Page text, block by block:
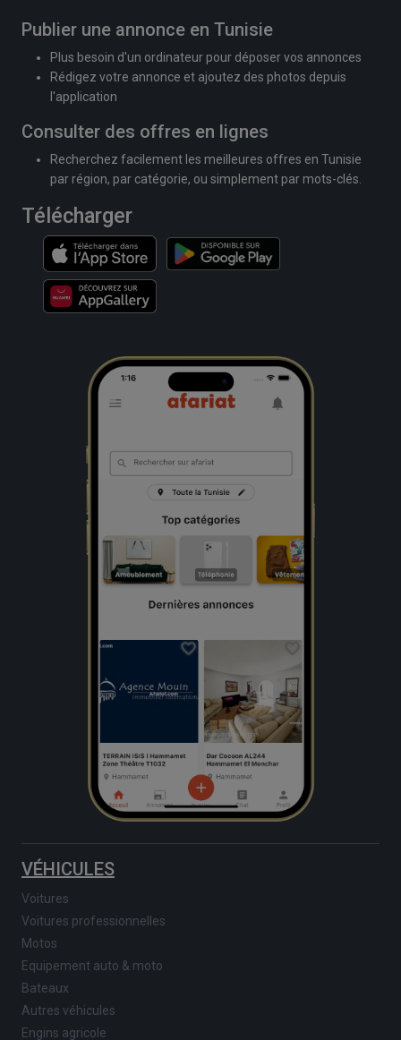
Publier une annonce en Tunisie
Plus besoin d'un ordinateur pour déposer vos annonces
Rédigez votre annonce et ajoutez des photos depuis
l'application
Consulter des offres en lignes
Recherchez facilement les meilleures offres en Tunisie
par région, par catégorie, ou simplement par mots-clés.
Télécharger
VÉHICULES
Voitures
Voitures professionnelles
Motos
Equipement auto & moto
Bateaux
Autres véhicules
Engins agricole